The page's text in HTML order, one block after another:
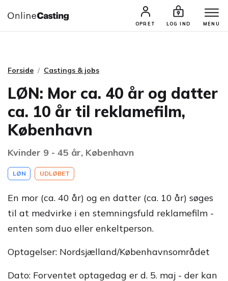
OPRET LOG IND MENU
CASTINGS & JOBS SØG PROFIL
Forside Castings & jobs
LØN: Mor ca. 40 år og datter
ca. 10 år til reklamefilm,
København
Kvinder 9 - 45 år, København
LØN UDLØBET
En mor (ca. 40 år) og en datter (ca. 10 år) søges
til at medvirke i en stemningsfuld reklamefilm -
enten som duo eller enkeltperson.
Optagelser: Nordsjælland/Københavnsområdet
Dato: Forventet optagedag er d. 5. maj - der kan